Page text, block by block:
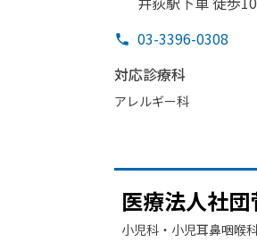
03-3396-0308
対応診療科
アレルギー科
医療法人社
小児科・​小児耳鼻咽喉